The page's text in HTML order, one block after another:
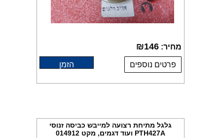
מחיר: ₪146
פרטים נוספים הזמן
גלגל מתיחת רצועה למייבש כביסה זנוסי
PTH427A ועוד דגמים, מקט 014912